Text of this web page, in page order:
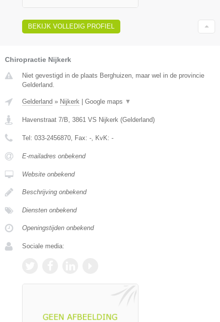
BEKIJK VOLLEDIG PROFIEL
Chiropractie Nijkerk
Niet gevestigd in de plaats Berghuizen, maar wel in de provincie
Gelderland.
Gelderland » Nijkerk Google maps ▼
Havenstraat 7/B, 3861 VS Nijkerk (Gelderland)
Tel: 033-2456870, Fax: -, KvK: -
E-mailadres onbekend
Website onbekend
Beschrijving onbekend
Diensten onbekend
Openingstijden onbekend
Sociale media: